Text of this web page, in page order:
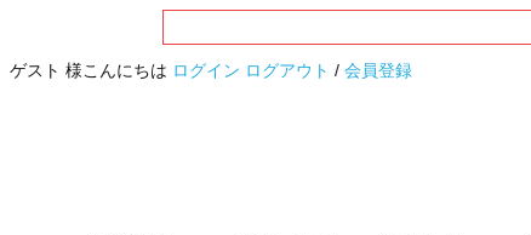
ゲスト 様こんにちは ログイン ログアウト / 会員登録